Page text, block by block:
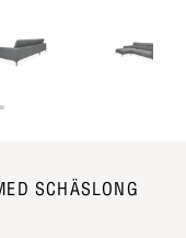
SCHÄSLONG